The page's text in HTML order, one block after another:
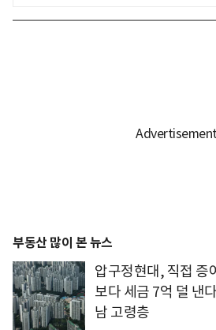
부동산 많이 본 뉴스
압구정현대, 직접 증
보다 세금 7억 덜 낸
남 고령층